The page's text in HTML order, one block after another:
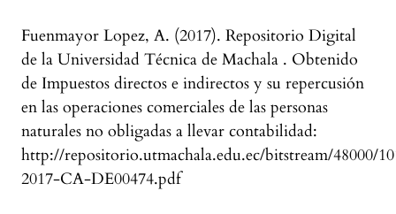
Fuenmayor Lopez, A. (2017). Repositorio Digital
de la Universidad Técnica de Machala . Obtenido
de Impuestos directos e indirectos y su repercusión
en las operaciones comerciales de las personas
naturales no obligadas a llevar contabilidad:
http://repositorio.utmachala.edu.ec/bitstream/48000/
2017-CA-DE00474.pdf